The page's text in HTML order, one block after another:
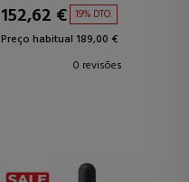
152,62 € 19% DTO.
Preço habitual 189,00 €
0 revisões